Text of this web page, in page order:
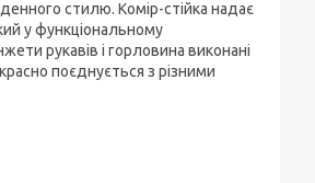
стилю. Комір-стійка надає
у функціональному
рукавів і горловина виконані
поєднується з різними